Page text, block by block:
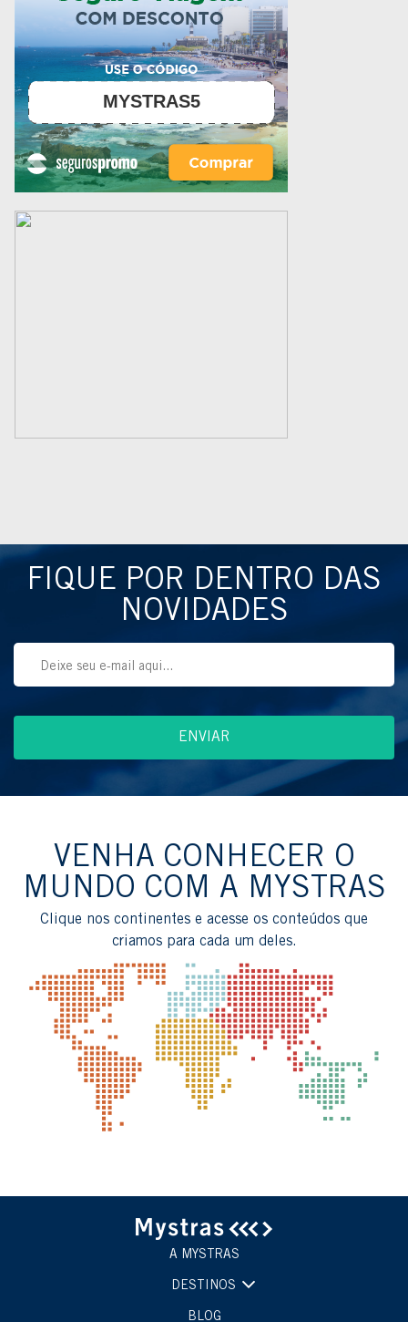
MYSTRAS5
FIQUE POR DENTRO DAS
NOVIDADES
VENHA CONHECER O
MUNDO COM A MYSTRAS
Clique nos continentes e acesse os conteúdos que
criamos para cada um deles.
A MYSTRAS
DESTINOS
BLOG